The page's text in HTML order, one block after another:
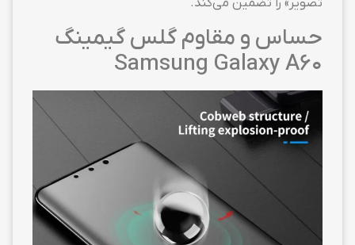
تصویر» را تضمین می‌کند.
حساس و مقاوم گلس گیمینگ
Samsung Galaxy A60